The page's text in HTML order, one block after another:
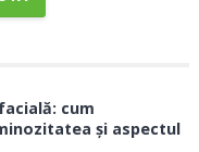
cum
și aspectul